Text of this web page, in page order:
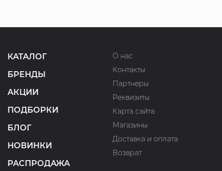
КАТАЛОГ
БРЕНДЫ
АКЦИИ
ПОДБОРКИ
БЛОГ
НОВИНКИ
РАСПРОДАЖА
О нас
Контакты
Партнеры
Реквизиты
Карта сайта
Магазины
Доставка и оплата
Возврат